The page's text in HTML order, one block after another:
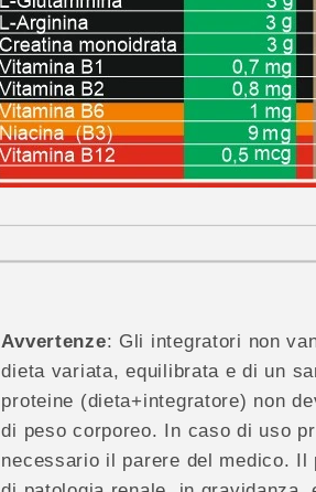
Avvertenze: Gli integratori non
dieta variata, equilibrata e di un
proteine (dieta+integratore) non
di peso corporeo. In caso di uso
necessario il parere del medico.